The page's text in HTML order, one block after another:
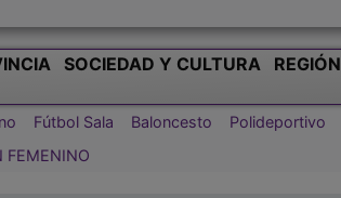
SOCIEDAD Y CULTURA REGIÓN
Fútbol Sala Baloncesto Polideportivo
FEMENINO